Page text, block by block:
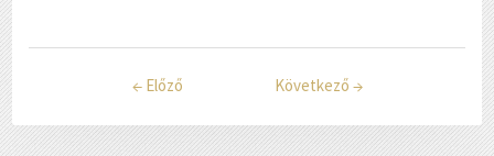
← Előző Következő →